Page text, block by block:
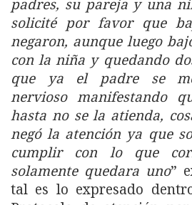
padres, su pareja y una
solicité por favor que
negaron, aunque luego
con la niña y quedando
que ya el padre se
nervioso manifestando
hasta no se la atienda,
negó la atención ya que
cumplir con lo que
solamente quedara uno”
tal es lo expresado